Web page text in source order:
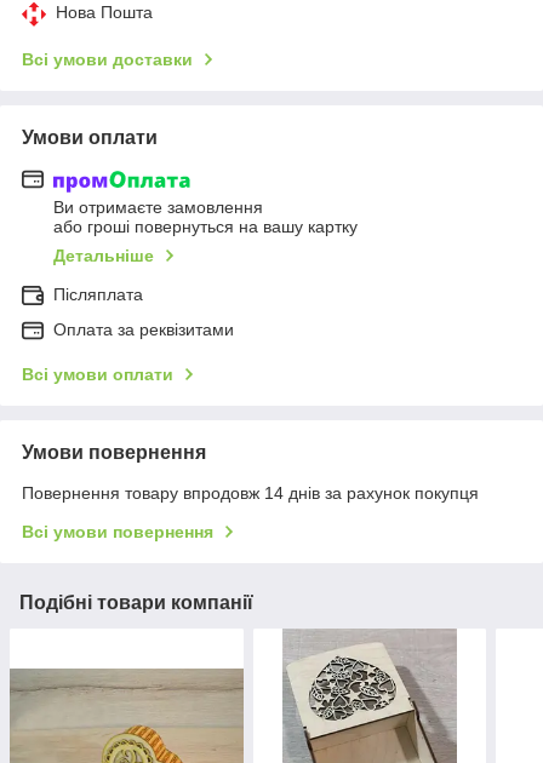
Нова Пошта
Всі умови доставки
Умови оплати
Ви отримаєте замовлення
або гроші повернуться на вашу картку
Детальніше
Післяплата
Оплата за реквізитами
Всі умови оплати
Умови повернення
Повернення товару впродовж 14 днів за рахунок покупця
Всі умови повернення
Подібні товари компанії